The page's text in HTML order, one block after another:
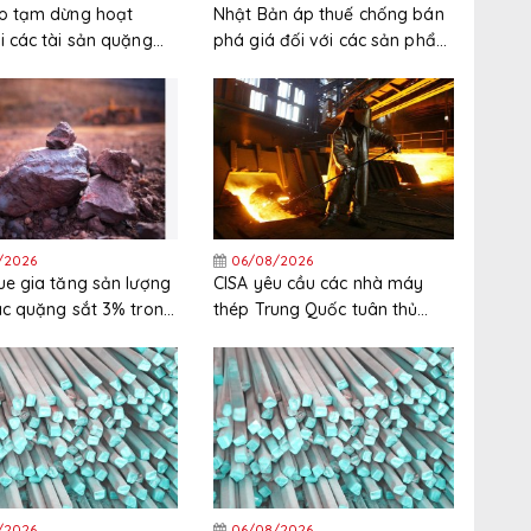
tạm dừng hoạt
các tài sản quặng
Nhật Bản áp thuế chống bán
phá giá đối với các sản phẩm
Trung Quốc và Hàn Quốc
gia tăng sản lượng
quặng sắt 3% trong
06/08/2026
CISA yêu cầu các nhà máy
thép Trung Quốc tuân thủ
xuất khẩu